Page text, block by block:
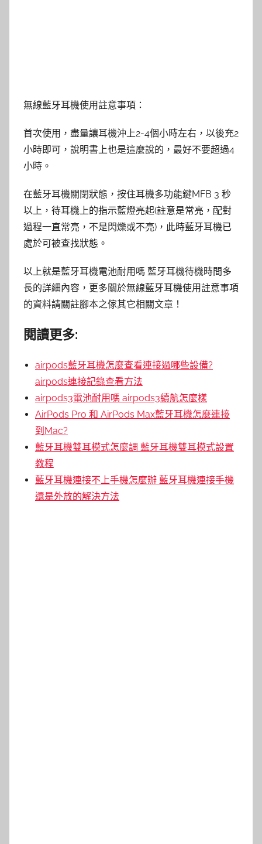
無線藍牙耳機使用註意事項：
首次使用，盡量讓耳機沖上2-4個小時左右，以後充2
小時即可，說明書上也是這麼說的，最好不要超過4
小時。
在藍牙耳機關閉狀態，按住耳機多功能鍵MFB 3 秒
以上，待耳機上的指示藍燈亮起(註意是常亮，配對
過程一直常亮，不是閃爍或不亮)，此時藍牙耳機已
處於可被查找狀態。
以上就是藍牙耳機電池耐用嗎 藍牙耳機待機時間多
長的詳細內容，更多關於無線藍牙耳機使用註意事項
的資料請關註腳本之傢其它相關文章！
閱讀更多:
airpods藍牙耳機怎麼查看連接過哪些設備?
airpods連接記錄查看方法
airpods3電池耐用嗎 airpods3續航怎麼樣
AirPods Pro 和 AirPods Max藍牙耳機怎麼連接
到Mac?
藍牙耳機雙耳模式怎麼調 藍牙耳機雙耳模式設置
教程
藍牙耳機連接不上手機怎麼辦 藍牙耳機連接手機
還是外放的解決方法